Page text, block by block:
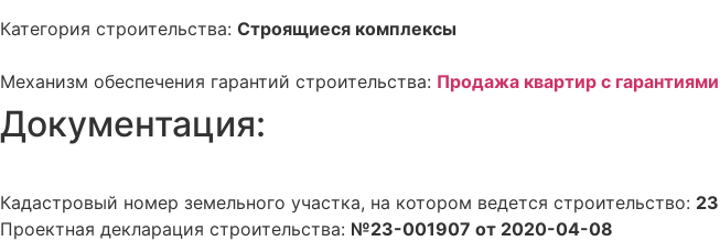
Категория строительства: Строящиеся комплексы
Механизм обеспечения гарантий строительства: Продажа квартир с
Документация:
Кадастровый номер земельного участка, на котором ведется строительство:
Проектная декларация строительства: №23-001907 от 2020-04-08